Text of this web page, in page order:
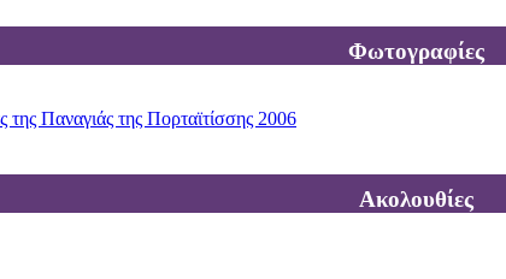
Φωτογραφίες
Παναγιάς της Πορταϊτίσσης 2006
Ακολουθίες